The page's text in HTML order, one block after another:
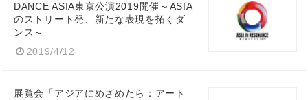
DANCE ASIA東京公演2019開催～ASIA
のストリート発、新たな表現を拓くダ
ンス～
2019/4/12
展覧会「アジアにめざめたら：アート